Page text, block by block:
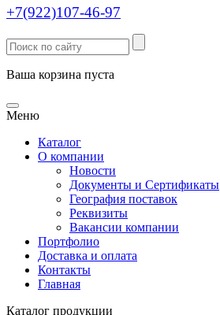
+7(922)107-46-97
Ваша корзина пуста
Меню
Каталог
О компании
Новости
Документы и Сертификаты
География поставок
Реквизиты
Вакансии компании
Портфолио
Доставка и оплата
Контакты
Главная
Каталог продукции